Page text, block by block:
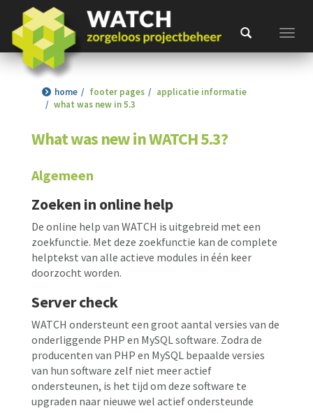
home footer pages
applicatie informatie
what was new in 5.3
What was new in WATCH 5.3?
Algemeen
Zoeken in online help
De online help van WATCH is uitgebreid met een
zoekfunctie. Met deze zoekfunctie kan de complete
helptekst van alle actieve modules in één keer
doorzocht worden.
Server check
WATCH ondersteunt een groot aantal versies van de
onderliggende PHP en MySQL software. Zodra de
producenten van PHP en MySQL bepaalde versies
van hun software zelf niet meer actief
ondersteunen, is het tijd om deze software te
upgraden naar nieuwe wel actief ondersteunde